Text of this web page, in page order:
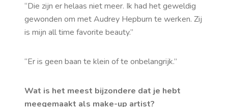
“Die zijn er helaas niet meer. Ik had het geweldig
gewonden om met Audrey Hepburn te werken. Zij
is mijn all time favorite beauty.”
“Er is geen baan te klein of te onbelangrijk.”
Wat is het meest bijzondere dat je hebt
meegemaakt als make-up artist?